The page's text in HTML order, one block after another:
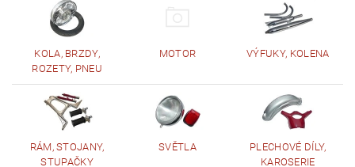
KOLA, BRZDY,
ROZETY, PNEU
MOTOR VÝFUKY, KOLENA
RÁM, STOJANY,
STUPAČKY
SVĚTLA
PLECHOVÉ DÍLY,
KAROSERIE